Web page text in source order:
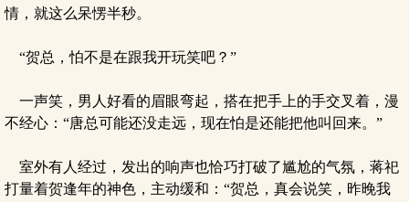
情，就这么呆愣半秒。
“贺总，怕不是在跟我开玩笑吧？”
一声笑，男人好看的眉眼弯起，搭在把手上的手交叉着，漫
不经心：“唐总可能还没走远，现在怕是还能把他叫回来。”
室外有人经过，发出的响声也恰巧打破了尴尬的气氛，蒋祀
打量着贺逢年的神色，主动缓和：“贺总，真会说笑，昨晚我